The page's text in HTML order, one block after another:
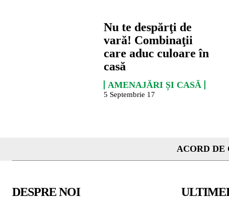
Nu te despărţi de
vară! Combinaţii
care aduc culoare în
casă
AMENAJĂRI ȘI CASĂ
5 Septembrie 17
ACORD
DESPRE NOI